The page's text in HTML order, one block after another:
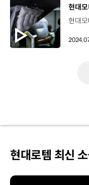
[동영
현대
현대로템 최신